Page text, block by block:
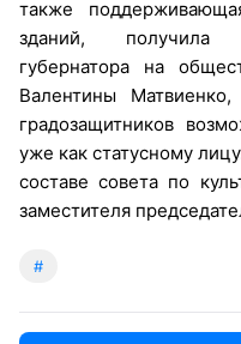
также
зданий, получила
губернатора на
Валентины Матвиенко,
градозащитников
уже как статусному
составе совета по
заместителя
#